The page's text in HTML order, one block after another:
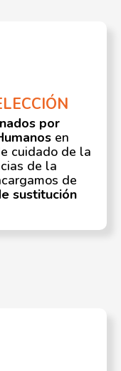
por
en
cuidado de la
de la
de
sustitución